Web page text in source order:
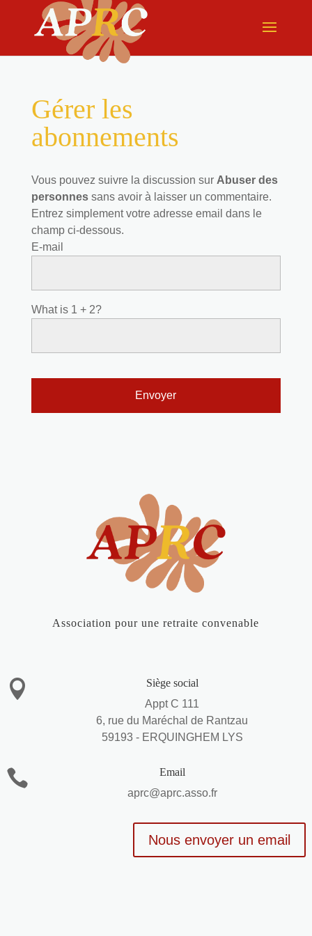
Gérer les
abonnements
Vous pouvez suivre la discussion sur Abuser des
personnessans avoir à laisser un commentaire.
Entrez simplement votre adresse email dans le
champ ci-dessous.
E-mail
What is 1 + 2?
Association pour une retraite convenable

Siège social
Appt C 111
6, rue du Maréchal de Rantzau
59193 - ERQUINGHEM LYS

Email
aprc@aprc.asso.fr
Nous envoyer un email